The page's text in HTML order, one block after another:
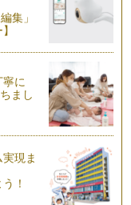
集」
に
まし
現ま
！